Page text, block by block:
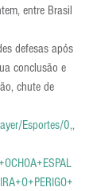
entre Brasil
defesas após
conclusão e
chute de
Esportes/0,,